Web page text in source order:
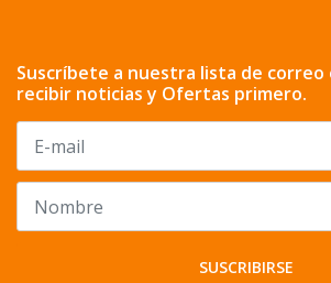
Suscríbete a nuestra lista de
recibir noticias y Ofertas primero.
SUSCRIBIRSE